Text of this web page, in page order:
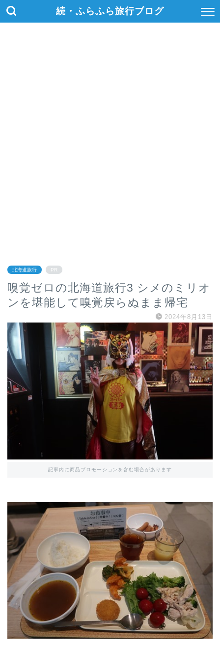
続・ふらふら旅行ブログ
北海道旅行 PR
嗅覚ゼロの北海道旅行3 シメのミリオ
ンを堪能して嗅覚戻らぬまま帰宅
2024年8月13日
記事内に商品プロモーションを含む場合があります